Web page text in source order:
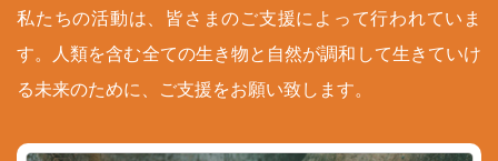
私たちの活動は、皆さまのご支援によって行われていま
す。人類を含む全ての生き物と自然が調和して生きていけ
る未来のために、ご支援をお願い致します。